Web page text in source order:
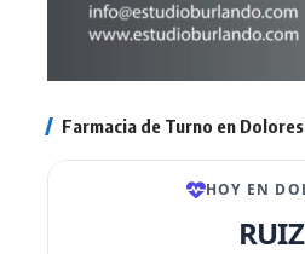
Farmacia de Turno en Dolores